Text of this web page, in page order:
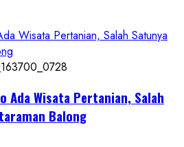
Wisata Pertanian, Salah Satunya
Ada Wisata Pertanian, Salah
Balong